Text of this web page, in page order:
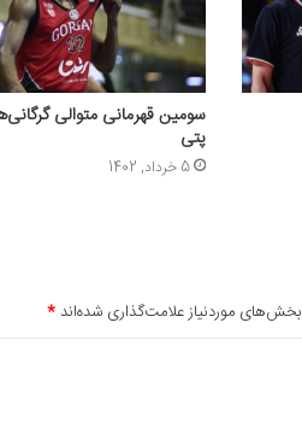
سومین قهرمانی متوالی
پتی
5 خرداد, 1402
بخش‌های موردنیاز علامت‌گذاری شده‌اند*